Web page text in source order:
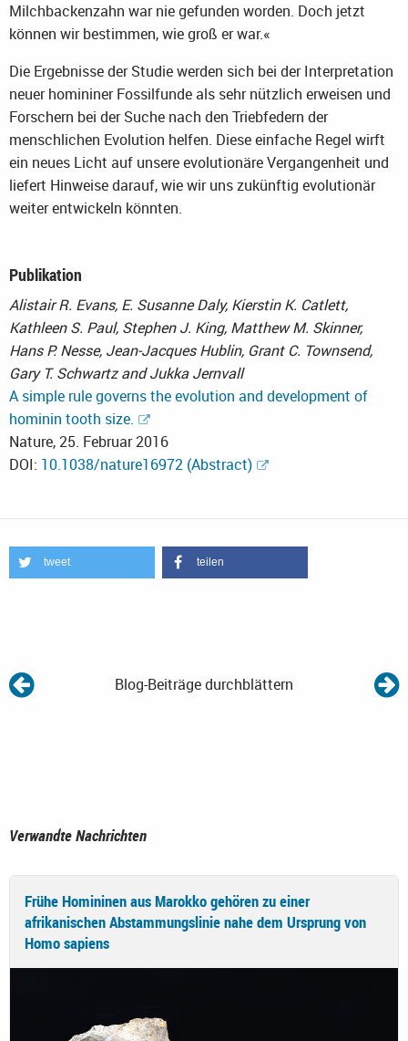
Milchbackenzahn war nie gefunden worden. Doch jetzt
können wir bestimmen, wie groß er war.«
Die Ergebnisse der Studie werden sich bei der Interpretation
neuer homininer Fossilfunde als sehr nützlich erweisen und
Forschern bei der Suche nach den Triebfedern der
menschlichen Evolution helfen. Diese einfache Regel wirft
ein neues Licht auf unsere evolutionäre Vergangenheit und
liefert Hinweise darauf, wie wir uns zukünftig evolutionär
weiter entwickeln könnten.
Publikation
Alistair R. Evans, E. Susanne Daly, Kierstin K. Catlett,
Kathleen S. Paul, Stephen J. King, Matthew M. Skinner,
Hans P. Nesse, Jean-Jacques Hublin, Grant C. Townsend,
Gary T. Schwartz and Jukka Jernvall
A simple rule governs the evolution and development of
hominin tooth size.
Nature, 25. Februar 2016
DOI: 10.1038/nature16972 (Abstract)
tweet teilen
Blog-Beiträge durchblättern
Verwandte Nachrichten
Frühe Homininen aus Marokko gehören zu einer
afrikanischen Abstammungslinie nahe dem Ursprung von
Homo sapiens